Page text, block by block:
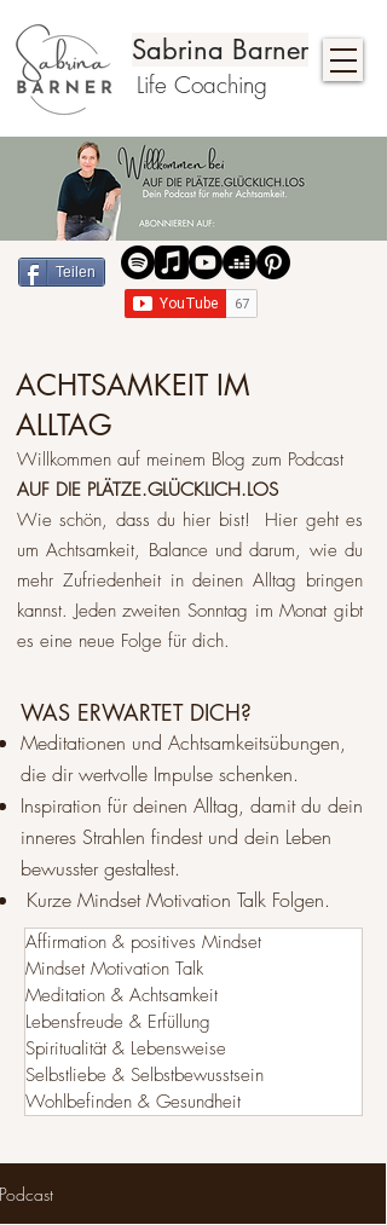
Sabrina Barner
Life Coaching
Teilen
ACHTSAMKEIT IM
ALLTAG
Willkommen auf meinem Blog zum Podcast
AUF DIE PLÄTZE.GLÜCKLICH.LOS
Wie schön, dass du hier bist! Hier geht es
um Achtsamkeit, Balance und darum, wie du
mehr Zufriedenheit in deinen Alltag bringen
kannst. Jeden zweiten Sonntag im Monat gibt
es eine neue Folge für dich.​
WAS ERWARTET DICH?
Meditationen und Achtsamkeitsübungen,
die dir wertvolle Impulse schenken.
Inspiration für deinen Alltag, damit du dein
inneres Strahlen findest und dein Leben
bewusster gestaltest.
Kurze Mindset Motivation Talk Folgen.
Affirmation & positives Mindset
Mindset Motivation Talk
Meditation & Achtsamkeit
Lebensfreude & Erfüllung
Spiritualität & Lebensweise
Selbstliebe & Selbstbewusstsein
Wohlbefinden & Gesundheit
Podcast